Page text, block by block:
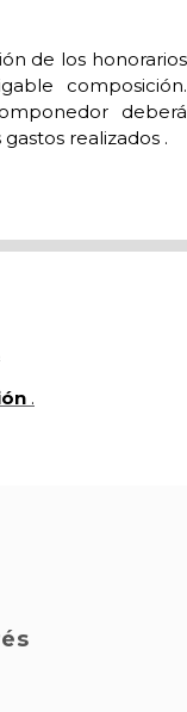
de los honorarios
composición.
deberá
realizados .
.